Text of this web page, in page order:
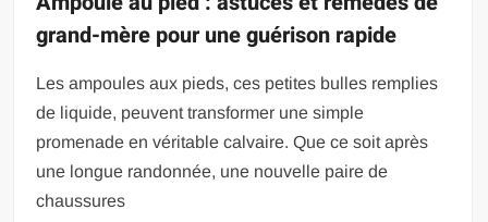
grand-mère pour une guérison rapide
Les ampoules aux pieds, ces petites bulles remplies
de liquide, peuvent transformer une simple
promenade en véritable calvaire. Que ce soit après
une longue randonnée, une nouvelle paire de
chaussures